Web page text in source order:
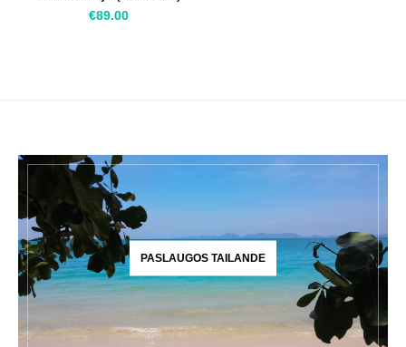
€89.00
PASLAUGOS TAILANDE